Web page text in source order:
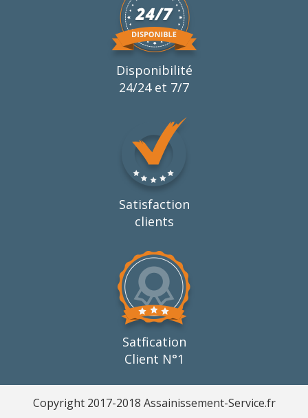
Disponibilité
24/24 et 7/7
Satisfaction
clients
Satfication
Client N°1
Copyright 2017-2018 Assainissement-Service.fr